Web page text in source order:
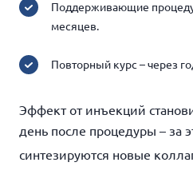
Поддерживающие
месяцев.
Повторный курс – через
Эффект от инъекций
день после процедуры – за
синтезируются новые